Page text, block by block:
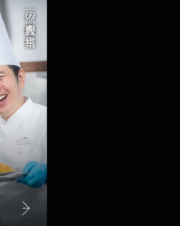
一流の料理人を目指す